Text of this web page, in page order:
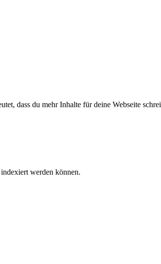
dass du mehr Inhalte für deine Webseite
werden können.